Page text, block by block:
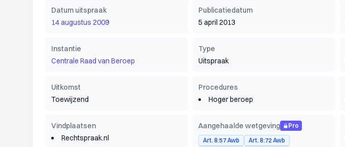
Datum uitspraak
14 augustus 2009
Publicatiedatum
5 april 2013
Instantie
Centrale Raad van Beroep
Type
Uitspraak
Uitkomst
Toewijzend
Procedures
Hoger beroep
Vindplaatsen
Rechtspraak.nl
Aangehaalde wetgeving
Pro
Art. 8:57 Awb
Art. 8:72 Awb